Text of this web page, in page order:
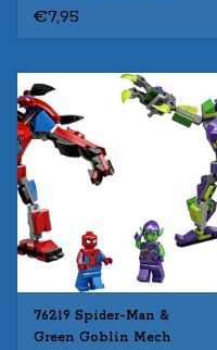
SUPER HEROES
€7,95
76219 Spider-Man &
Green Goblin Mech